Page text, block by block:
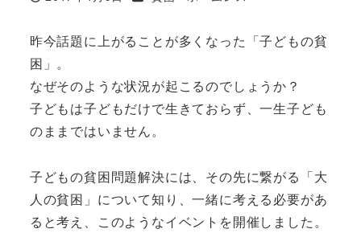
投稿日
昨今話題に上がることが多くなった「子どもの貧
困」。
なぜそのような状況が起こるのでしょうか？
子どもは子どもだけで生きておらず、一生子ども
のままではいません。
子どもの貧困問題解決には、その先に繋がる「大
人の貧困」について知り、一緒に考える必要があ
ると考え、このようなイベントを開催しました。